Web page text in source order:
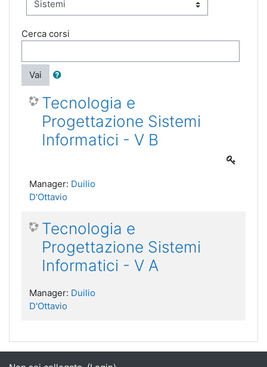
Cerca corsi
Vai
Tecnologia e
Progettazione Sistemi
Informatici - V B
Manager: Duilio
D'Ottavio
Tecnologia e
Progettazione Sistemi
Informatici - V A
Manager: Duilio
D'Ottavio